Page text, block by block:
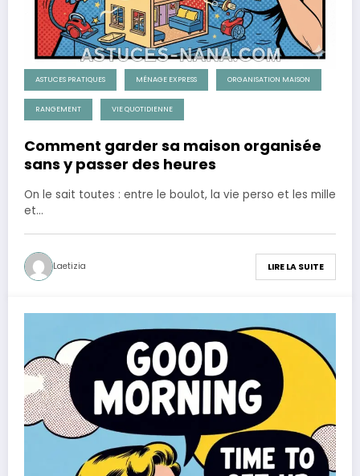
ASTUCES PRATIQUES MÉNAGE EXPRESS ORGANISATION MAISON
RANGEMENT VIE QUOTIDIENNE
Comment garder sa maison organisée
sans y passer des heures
On le sait toutes : entre le boulot, la vie perso et les mille
et…
Laetizia LIRE LA SUITE